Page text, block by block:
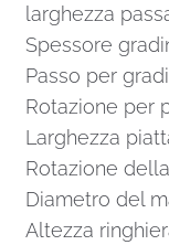
larghezza
Spessore
Passo per
Rotazione per
Larghezza
Rotazione
Diametro del
Altezza